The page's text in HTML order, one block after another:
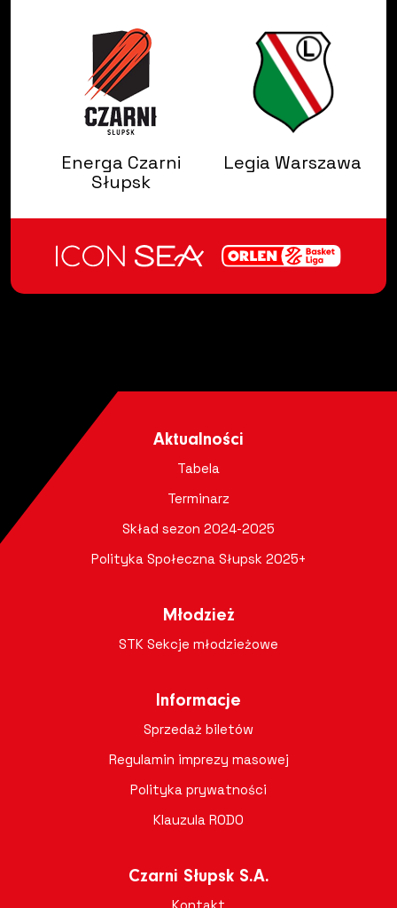
Energa Czarni
Słupsk
Legia Warszawa
Aktualności
Tabela
Terminarz
Skład sezon 2024-2025
Polityka Społeczna Słupsk 2025+
Młodzież
STK Sekcje młodzieżowe
Informacje
Sprzedaż biletów
Regulamin imprezy masowej
Polityka prywatności
Klauzula RODO
Czarni Słupsk S.A.